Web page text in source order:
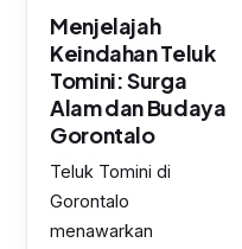
Menjelajah
Keindahan Teluk
Tomini: Surga
Alam dan Budaya
Gorontalo
Teluk Tomini di
Gorontalo
menawarkan